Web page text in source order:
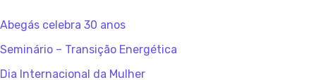
Abegás celebra 30 anos
Seminário – Transição Energética
Dia Internacional da Mulher